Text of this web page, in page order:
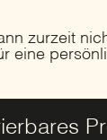
zurzeit
eine